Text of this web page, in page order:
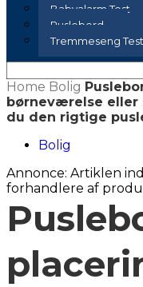
Babyalarm Test
Puslebord
Tremmeseng Test
Home Bolig
børneværelse eller
du den rigtige
Bolig
Annonce: Artiklen
forhandlere af